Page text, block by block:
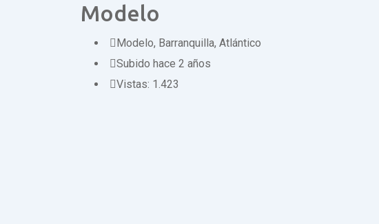
Modelo
Modelo, Barranquilla, Atlántico
Subido hace 2 años
Vistas: 1.423